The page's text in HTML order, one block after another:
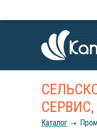
Каталог